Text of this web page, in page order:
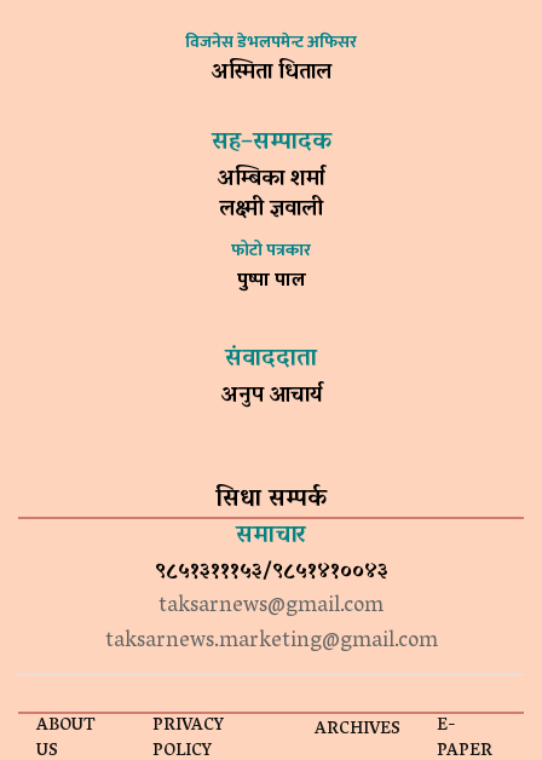
विजनेस डेभलपमेन्ट अफिसर
अस्मिता धिताल
सह–सम्पादक
अम्बिका शर्मा
लक्ष्मी ज्ञवाली
फोटो पत्रकार
पुष्पा पाल
संवाददाता
अनुप आचार्य
सिधा सम्पर्क
समाचार
९८५१३१११५३/९८५१४१००४३
taksarnews@gmail.com
taksarnews.marketing@gmail.com
ABOUT
US
PRIVACY
POLICY
ARCHIVES E-
PAPER